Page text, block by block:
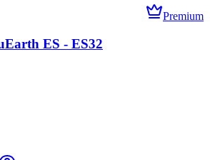
Premium
ES - ES32